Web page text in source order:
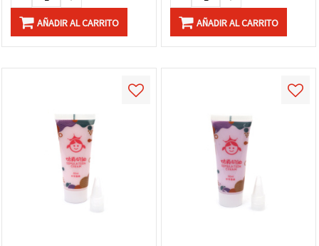
AÑADIR AL CARRITO AÑADIR AL CARRITO